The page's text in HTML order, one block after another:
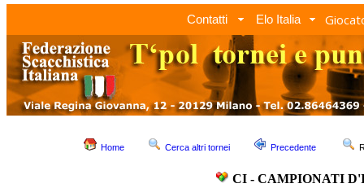
Contatti Elo Italia
Home Cerca altri tornei Precedente
CI - CAMPIONATI